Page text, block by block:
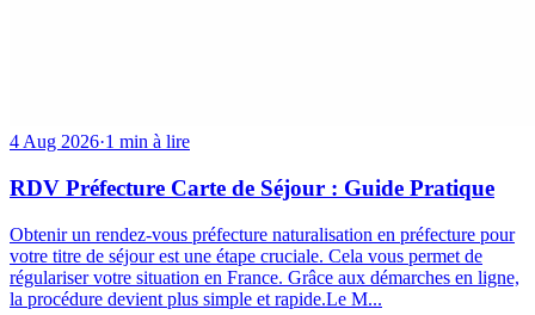
4 Aug 2026·1 min à lire
RDV Préfecture Carte de Séjour : Guide Pratique
Obtenir un rendez-vous préfecture naturalisation en préfecture pour
votre titre de séjour est une étape cruciale. Cela vous permet de
régulariser votre situation en France. Grâce aux démarches en ligne,
la procédure devient plus simple et rapide.Le M...